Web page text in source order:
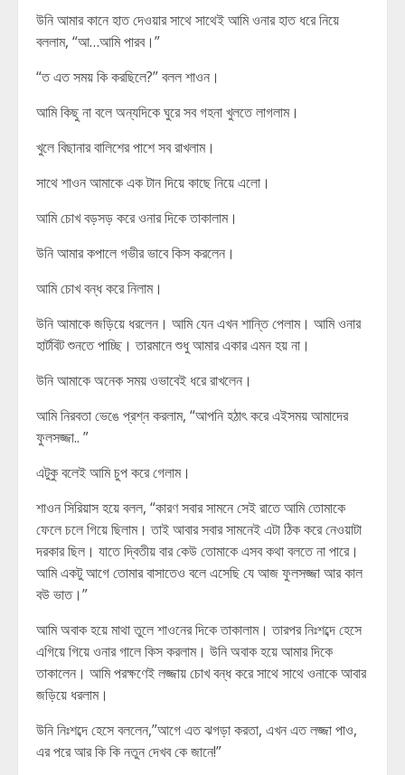
উনি আমার কানে হাত দেওয়ার সাথে সাথেই আমি ওনার হাত ধরে নিয়ে
বললাম, “আ…আমি পারব।”
“ত এত সময় কি করছিলে?” বলল শাওন।
আমি কিছু না বলে অন্যদিকে ঘুরে সব গহনা খুলতে লাগলাম।
খুলে বিছানার বালিশের পাশে সব রাখলাম।
সাথে শাওন আমাকে এক টান দিয়ে কাছে নিয়ে এলো।
আমি চোখ বড়সড় করে ওনার দিকে তাকালাম।
উনি আমার কপালে গভীর ভাবে কিস করলেন।
আমি চোখ বন্ধ করে নিলাম।
উনি আমাকে জড়িয়ে ধরলেন। আমি যেন এখন শান্তি পেলাম। আমি ওনার
হার্টবিট শুনতে পাচ্ছি। তারমানে শুধু আমার একার এমন হয় না।
উনি আমাকে অনেক সময় ওভাবেই ধরে রাখলেন।
আমি নিরবতা ভেঙে প্রশ্ন করলাম, “আপনি হঠাৎ করে এইসময় আমাদের
ফুলসজ্জা.. ”
এটুকু বলেই আমি চুপ করে গেলাম।
শাওন সিরিয়াস হয়ে বলল, “কারণ সবার সামনে সেই রাতে আমি তোমাকে
ফেলে চলে গিয়ে ছিলাম। তাই আবার সবার সামনেই এটা ঠিক করে নেওয়াটা
দরকার ছিল। যাতে দ্বিতীয় বার কেউ তোমাকে এসব কথা বলতে না পারে।
আমি একটু আগে তোমার বাসাতেও বলে এসেছি যে আজ ফুলসজ্জা আর কাল
বউ ভাত।”
আমি অবাক হয়ে মাথা তুলে শাওনের দিকে তাকালাম। তারপর নিঃশব্দে হেসে
এগিয়ে গিয়ে ওনার গালে কিস করলাম। উনি অবাক হয়ে আমার দিকে
তাকালেন। আমি পরক্ষণেই লজ্জায় চোখ বন্ধ করে সাথে সাথে ওনাকে আবার
জড়িয়ে ধরলাম।
উনি নিঃশব্দে হেসে বললেন,”আগে এত ঝগড়া করতা, এখন এত লজ্জা পাও,
এর পরে আর কি কি নতুন দেখব কে জানে!”